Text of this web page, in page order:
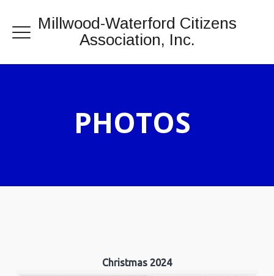
Millwood-Waterford Citizens
Association, Inc.
PHOTOS
Christmas 2024